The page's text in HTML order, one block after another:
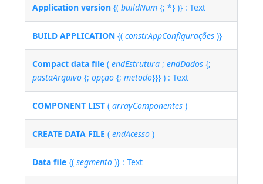
Application version {(buildNum {; *} )} : Text
BUILD APPLICATION {(constrAppConfigurações )}
Compact data file (endEstrutura ;endDados {;
pastaArquivo {;opçao {;metodo}}} ) : Text
COMPONENT LIST (arrayComponentes )
CREATE DATA FILE (endAcesso )
Data file {(segmento )} : Text